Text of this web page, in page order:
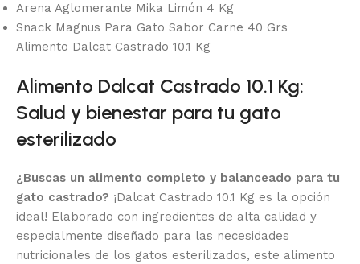
Arena Aglomerante Mika Limón 4 Kg
Snack Magnus Para Gato Sabor Carne 40 Grs
Alimento Dalcat Castrado 10.1 Kg
Alimento Dalcat Castrado 10.1 Kg:
Salud y bienestar para tu gato
esterilizado
¿Buscas un alimento completo y balanceado para tu
gato castrado? ¡Dalcat Castrado 10.1 Kg es la opción
ideal! Elaborado con ingredientes de alta calidad y
especialmente diseñado para las necesidades
nutricionales de los gatos esterilizados, este alimento